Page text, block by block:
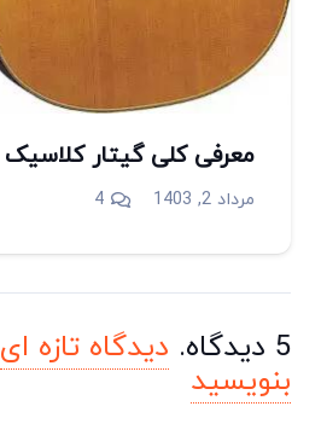
معرفی کلی گیتار کلاسیک
مرداد 2, 1403 4دیدگاه
5 دیدگاه. دیدگاه تازه ای
بنویسید